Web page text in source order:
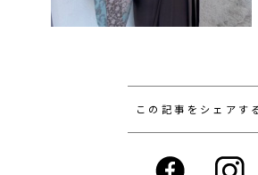
この記事をシェアす